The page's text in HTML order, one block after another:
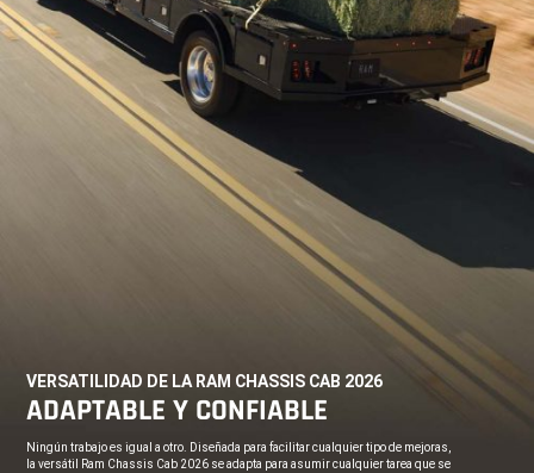
VERSATILIDAD DE LA RAM CHASSIS CAB 2026
ADAPTABLE Y CONFIABLE
Ningún trabajo es igual a otro. Diseñada para facilitar cualquier tipo de mejoras,
la versátil Ram Chassis Cab 2026 se adapta para asumir cualquier tarea que se